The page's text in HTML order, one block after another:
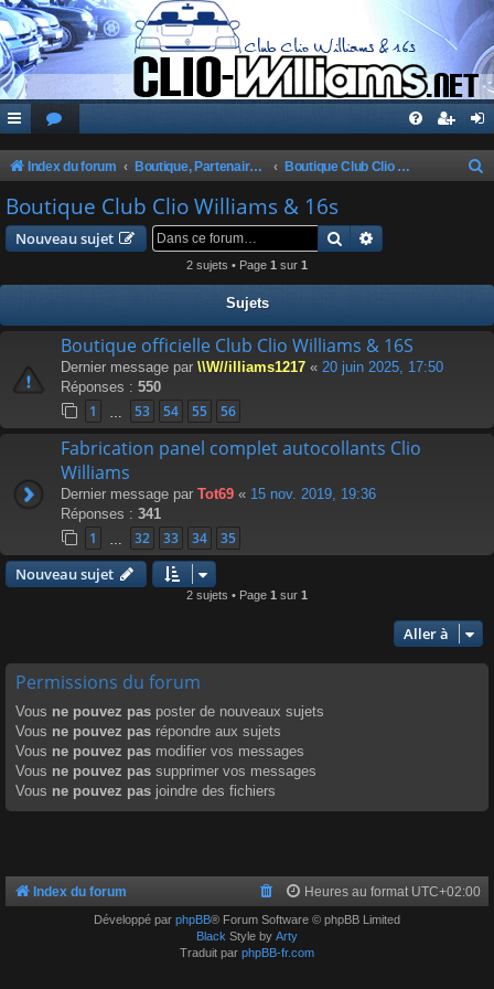
Index du forum Boutique, Partenaires, Petites Annonces, Commandes Groupées Boutique Club Clio Williams & 16s
Boutique Club Clio Williams & 16s
Nouveau sujet Rechercher
2 sujets • Page 1 sur 1
Sujets
Boutique officielle Club Clio Williams & 16S
Dernier message par \\W//illiams1217 « 20 juin 2025, 17:50
Réponses : 550
1 53 54 55 56
Fabrication panel complet autocollants Clio
Williams
Dernier message par Tot69 « 15 nov. 2019, 19:36
Réponses : 341
1 32 33 34 35
Nouveau sujet
2 sujets • Page 1 sur 1
Aller à
Permissions du forum
Vous ne pouvez pas poster de nouveaux sujets
Vous ne pouvez pas répondre aux sujets
Vous ne pouvez pas modifier vos messages
Vous ne pouvez pas supprimer vos messages
Vous ne pouvez pas joindre des fichiers
Index du forum Heures au format UTC+02:00
Développé par phpBB® Forum Software © phpBB Limited
Black Style by Arty
Traduit par phpBB-fr.com